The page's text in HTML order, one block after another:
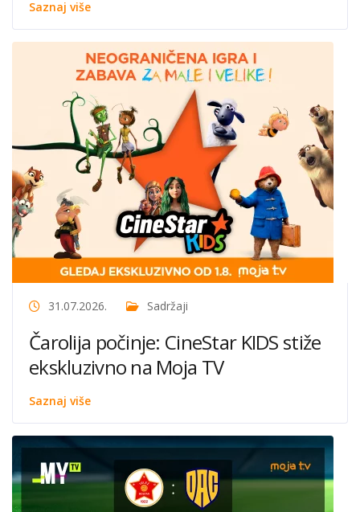
Saznaj više
31.07.2026. Sadržaji
Čarolija počinje: CineStar KIDS stiže
ekskluzivno na Moja TV
Saznaj više